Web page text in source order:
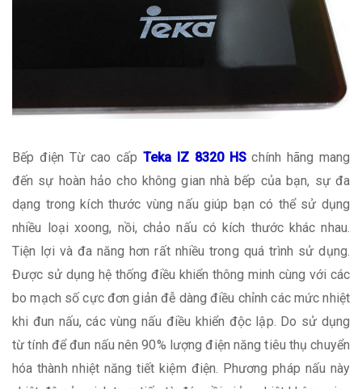
Bếp điện Từ cao cấp Teka IZ 8320 HSchính hãng mang
đến sự hoàn hảo cho không gian nhà bếp của bạn, sự đa
dạng trong kích thước vùng nấu giúp bạn có thể sử dụng
nhiều loại xoong, nồi, chảo nấu có kích thước khác nhau.
Tiện lợi và đa năng hơn rất nhiều trong quá trình sử dụng.
Được sử dụng hệ thống điều khiển thông minh cùng với các
bo mạch số cực đơn giản đễ dàng điều chỉnh các mức nhiệt
khi đun nấu, các vùng nấu điều khiển độc lập. Do sử dụng
từ tính để đun nấu nên 90% lượng điện năng tiêu thụ chuyển
hóa thành nhiệt năng tiết kiệm điện. Phương pháp nấu này